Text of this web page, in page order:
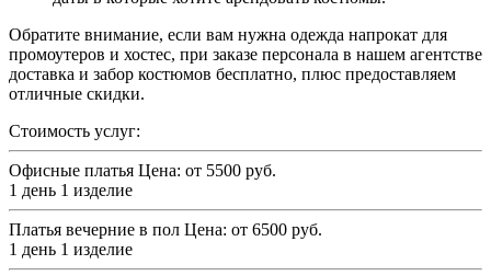
Обратите внимание, если вам нужна одежда напрокат для
промоутеров и хостес, при заказе персонала в нашем агентстве
доставка и забор костюмов бесплатно, плюс предоставляем
отличные скидки.
Стоимость услуг:
Офисные платья Цена: от 5500 руб.
1 день 1 изделие
Платья вечерние в пол Цена: от 6500 руб.
1 день 1 изделие